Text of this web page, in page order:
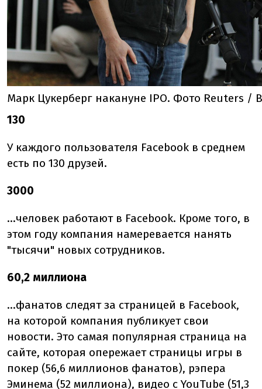
Марк Цукерберг накануне IPO. Фото Reuters /
130
У каждого пользователя Facebook в среднем
есть по 130 друзей.
3000
...человек работают в Facebook. Кроме того, в
этом году компания намеревается нанять
"тысячи" новых сотрудников.
60,2 миллиона
...фанатов следят за страницей в Facebook,
на которой компания публикует свои
новости. Это самая популярная страница на
сайте, которая опережает страницы игры в
покер (56,6 миллионов фанатов), рэпера
Эминема (52 миллиона), видео с YouTube (51,3